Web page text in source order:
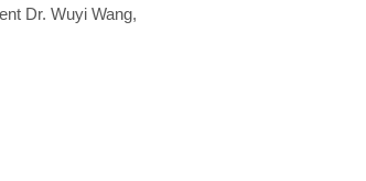
Dr. Wuyi Wang,